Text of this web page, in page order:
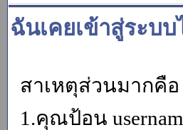
ฉันเคยเข้าสู่ระบ
สาเหตุส่วนมากคือ
1.คุณป้อน